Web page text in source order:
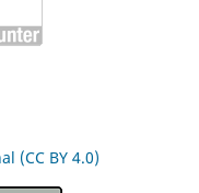
(CC BY 4.0)